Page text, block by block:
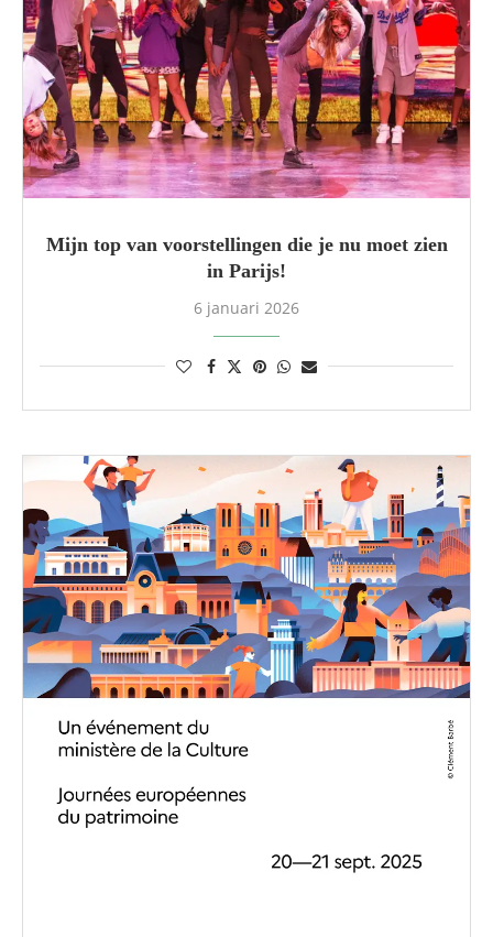
Mijn top van voorstellingen die je nu moet zien
in Parijs!
6 januari 2026